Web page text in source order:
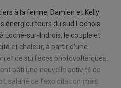
à la ferme, Damien et Kelly
énergiculteurs du sud Lochois.
Loché-sur-Indrois, le couple et
et chaleur, à partir d’une
et de surfaces photovoltaïques.
bâti une nouvelle activité de
salarié de l’exploitation mais